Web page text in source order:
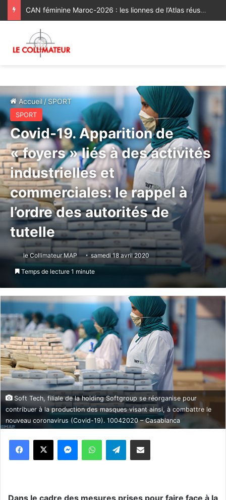
CAN féminine Maroc-2026 : les lionnes de l’Atlas réussissent leur entrée en lice [Vidéo]
Accueil/SPORT
SPORT
Covid-19. Apparition de
« foyers » liés à des activités
industrielles et
commerciales: le rappel à
l’ordre des autorités de
tutelle
le Collimateur MAP samedi 18 avril 2020
Temps de lecture 1 minute
Soft Tech, filiale de la holding Softgroup se réorganise pour
contribuer à la production des masques visant ainsi, à combattre le
nouveau coronavirus (Covid-19). 10042020 – Casablanca
WhatsApp Telegram